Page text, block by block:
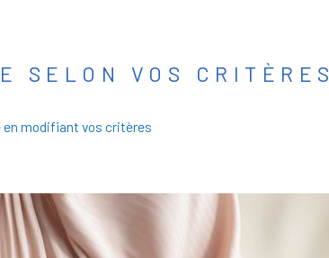
SELON VOS CRITÈRES
en modifiant vos critères